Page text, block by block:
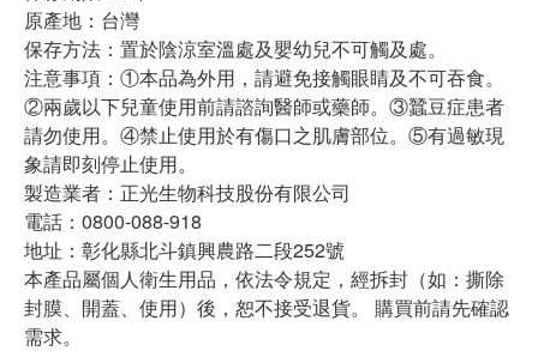
原產地：台灣
保存方法：置於陰涼室溫處及嬰幼兒不可觸及處。
注意事項：①本品為外用，請避免接觸眼睛及不可吞食。
②兩歲以下兒童使用前請諮詢醫師或藥師。③蠶豆症患者
請勿使用。④禁止使用於有傷口之肌膚部位。⑤有過敏現
象請即刻停止使用。
製造業者：正光生物科技股份有限公司
電話：0800-088-918
地址：彰化縣北斗鎮興農路二段252號
本產品屬個人衛生用品，依法令規定，經拆封（如：撕除
封膜、開蓋、使用）後，恕不接受退貨。 購買前請先確認
需求。